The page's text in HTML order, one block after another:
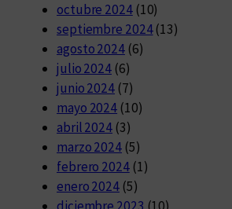
octubre 2024(10)
septiembre 2024(13)
agosto 2024(6)
julio 2024 (6)
junio 2024 (7)
mayo 2024 (10)
abril 2024 (3)
marzo 2024 (5)
febrero 2024(1)
enero 2024 (5)